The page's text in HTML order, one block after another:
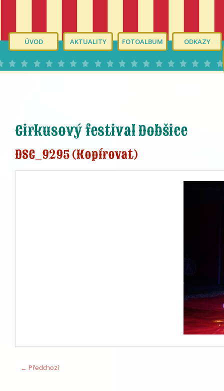
ÚVOD AKTUALITY FOTOALBUM ODKAZY
Cirkusový festival Dobšice
DSC_9295 (Kopírovat)
← Předchozí